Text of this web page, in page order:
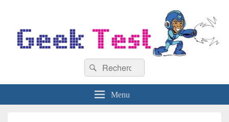
Recherche :
Rechercher
Menu